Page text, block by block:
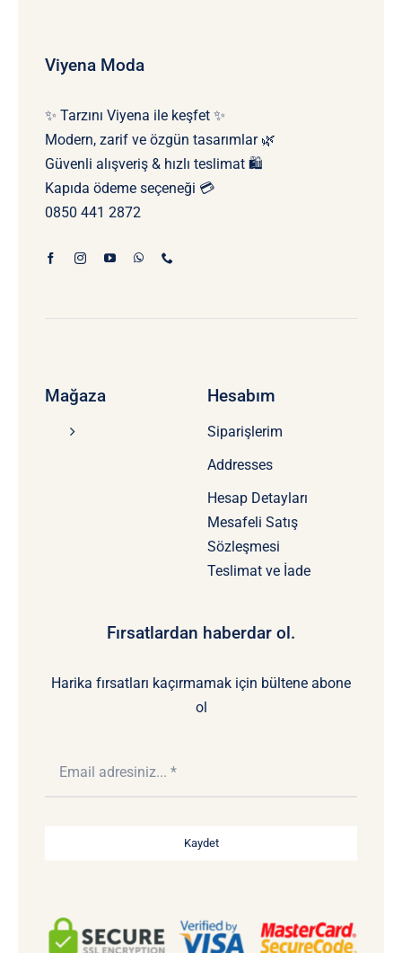
Viyena Moda
✨ Tarzını Viyena ile keşfet ✨
Modern, zarif ve özgün tasarımlar 🌿
Güvenli alışveriş & hızlı teslimat 🛍️
Kapıda ödeme seçeneği 💳
0850 441 2872
Mağaza Hesabım
Siparişlerim
Addresses
Hesap Detayları
Mesafeli Satış
Sözleşmesi
Teslimat ve İade
Fırsatlardan haberdar ol.
Harika fırsatları kaçırmamak için bültene abone
ol
Kaydet